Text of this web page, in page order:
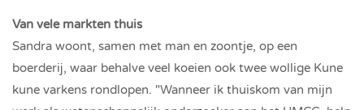
Van vele markten thuis
Sandra woont, samen met man en zoontje, op een
boerderij, waar behalve veel koeien ook twee wollige Kune
kune varkens rondlopen. "Wanneer ik thuiskom van mijn